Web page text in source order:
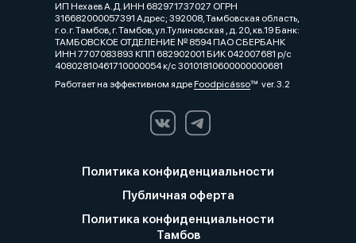
ИП Нехаев А.Д. ИНН 682971737027 ОГРН
316682000057391 Адрес; 392008, Тамбовская область,
г.о. г. Тамбов, г. Тамбов, ул.Тулиновская , д. 20, кв.19 Банк:
ТАМБОВСКОЕ ОТДЕЛЕНИЕ № 8594 ПАО СБЕРБАНК
ИНН 7707083893 КПП 682902001 БИК 042007681 р/с
40802810461710000054 к/с 30101810600000000681
Работает на эффективном ядреFoodpicássover. 3.2
Политика конфиденциальности
Публичная оферта
Политика конфиденциальности
Тамбов